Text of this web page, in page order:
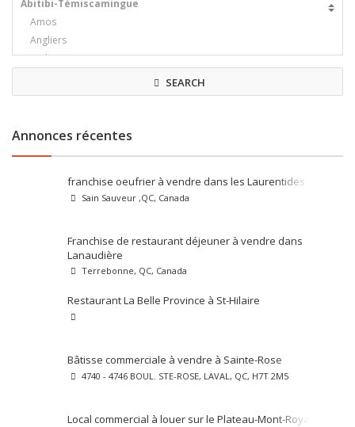
SEARCH
Annonces récentes
franchise oeufrier à vendre dans les Laurentides
Sain Sauveur ,QC, Canada
Franchise de restaurant déjeuner à vendre dans
Lanaudière
Terrebonne, QC, Canada
Restaurant La Belle Province à St-Hilaire
Bâtisse commerciale à vendre à Sainte-Rose
4740 - 4746 BOUL. STE-ROSE, LAVAL, QC, H7T 2M5
Local commercial à louer sur le Plateau-Mont-Royal